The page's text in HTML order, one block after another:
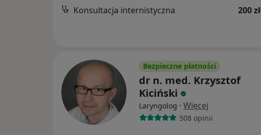
Konsultacja internistyczna 200 zł
Bezpieczne płatności
dr n. med. Krzysztof
Kiciński
Laryngolog · Więcej
508 opinii